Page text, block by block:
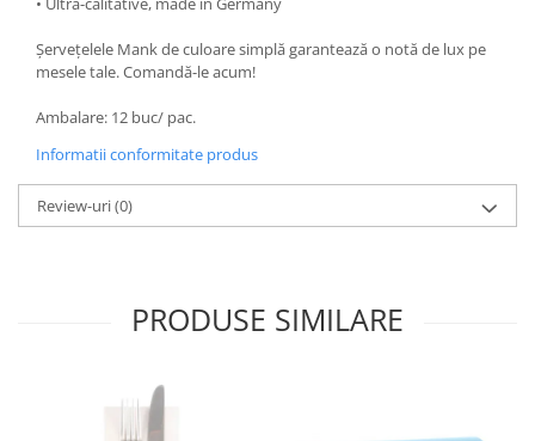
Șervețelele Mank de culoare simplă garantează o notă de lux pe
mesele tale. Comandă-le acum!
Ambalare: 12 buc/ pac.
Informatii conformitate produs
Review-uri(0)
PRODUSE SIMILARE